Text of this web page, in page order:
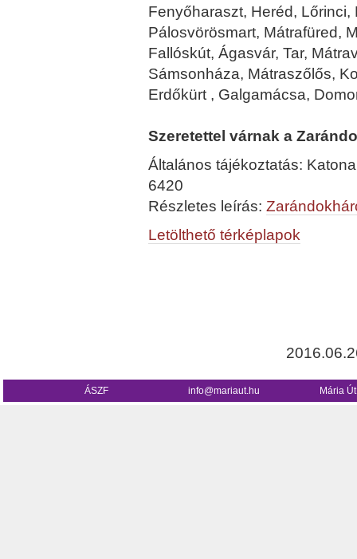
Fenyőharaszt, Heréd,
Pálosvörösmart, Mátrafüred,
Fallóskút, Ágasvár, Tar,
Sámsonháza, Mátraszőlős,
Erdőkürt , Galgamácsa,
Szeretettel várnak a
Általános tájékoztatás:
6420
Részletes leírás:
Letölthető térképlapok
ÁSZF info@mariaut.hu Mária